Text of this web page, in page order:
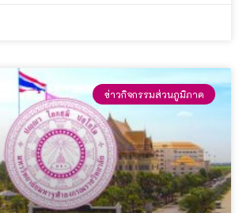
ข่าวกิจกรรมส่วนภูมิภาค